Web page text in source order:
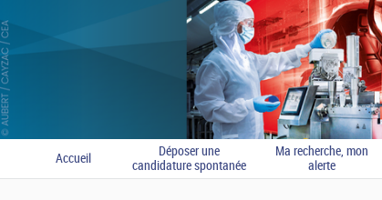
Accueil
Déposer une
candidature spontanée
Ma recherche, mon
alerte